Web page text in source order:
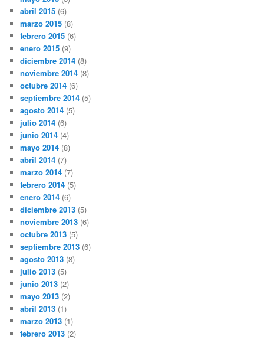
abril 2015 (6)
marzo 2015 (8)
febrero 2015 (6)
enero 2015 (9)
diciembre 2014 (8)
noviembre 2014 (8)
octubre 2014 (6)
septiembre 2014 (5)
agosto 2014 (5)
julio 2014 (6)
junio 2014 (4)
mayo 2014 (8)
abril 2014 (7)
marzo 2014 (7)
febrero 2014 (5)
enero 2014 (6)
diciembre 2013 (5)
noviembre 2013 (6)
octubre 2013 (5)
septiembre 2013 (6)
agosto 2013 (8)
julio 2013 (5)
junio 2013 (2)
mayo 2013 (2)
abril 2013 (1)
marzo 2013 (1)
febrero 2013 (2)